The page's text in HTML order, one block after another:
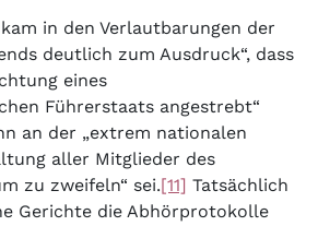
in den Verlautbarungen der
deutlich zum Ausdruck“, dass
eines
Führerstaats angestrebt“
an der „extrem nationalen
aller Mitglieder des
zu zweifeln“ sei.[11] Tatsächlich
Gerichte die Abhörprotokolle